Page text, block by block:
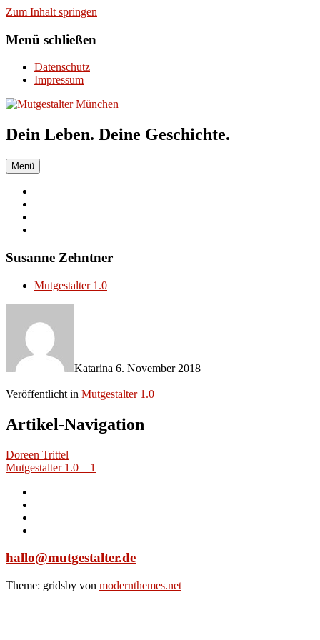
Zum Inhalt springen
Menü schließen
Datenschutz
Impressum
Dein Leben. Deine Geschichte.
Menü
Susanne Zehntner
Mutgestalter 1.0
Katarina 6. November 2018
Veröffentlicht in Mutgestalter 1.0
Artikel-Navigation
Doreen Trittel
Mutgestalter 1.0 – 1
hallo@mutgestalter.de
Theme: gridsby von modernthemes.net